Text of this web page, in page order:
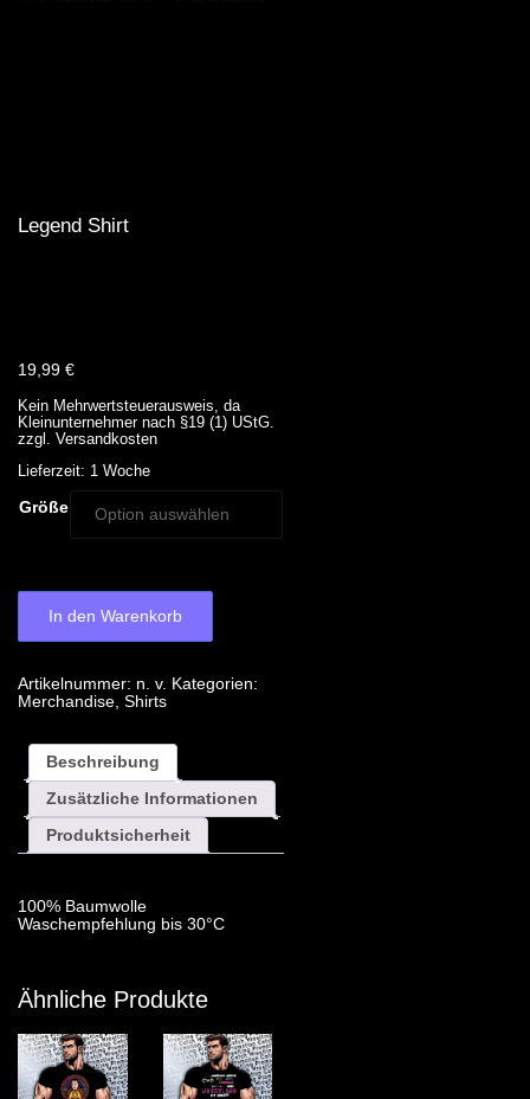
Legend Shirt
19,99 €
Kein Mehrwertsteuerausweis, da
Kleinunternehmer nach §19 (1) UStG.
zzgl. Versandkosten
Lieferzeit: 1 Woche
Größe
In den Warenkorb
Artikelnummer: n. v. Kategorien:
Merchandise Shirts
Beschreibung
Zusätzliche Informationen
Produktsicherheit
100% Baumwolle
Waschempfehlung bis 30°C
Ähnliche Produkte